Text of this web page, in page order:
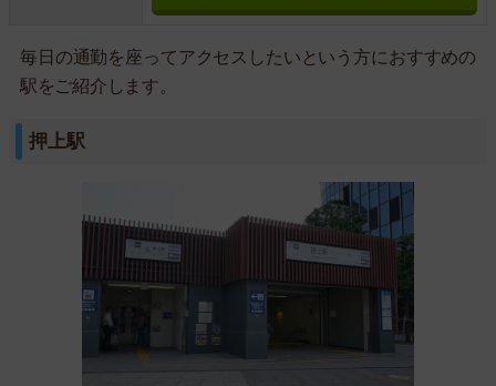
毎日の通勤を座ってアクセスしたいという方におすすめの
駅をご紹介します。
押上駅